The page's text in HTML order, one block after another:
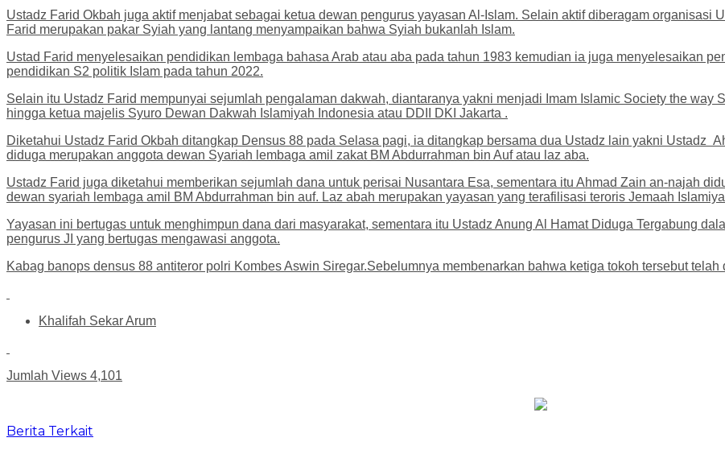
Ustadz Farid Okbah juga aktif menjabat sebagai ketua dewan pengurus yayasan Al-Islam. Selain aktif diberagam organisasi
Farid merupakan pakar Syiah yang lantang menyampaikan bahwa Syiah bukanlah Islam.
Ustad Farid menyelesaikan pendidikan lembaga bahasa Arab atau aba pada tahun 1983 kemudian ia juga menyelesaikan
pendidikan S2 politik Islam pada tahun 2022.
Selain itu Ustadz Farid mempunyai sejumlah pengalaman dakwah, diantaranya yakni menjadi Imam Islamic Society the way
hingga ketua majelis Syuro Dewan Dakwah Islamiyah Indonesia atau DDII DKI Jakarta .
Diketahui Ustadz Farid Okbah ditangkap Densus 88 pada Selasa pagi, ia ditangkap bersama dua Ustadz lain yakni Ustadz
diduga merupakan anggota dewan Syariah lembaga amil zakat BM Abdurrahman bin Auf atau laz aba.
Ustadz Farid juga diketahui memberikan sejumlah dana untuk perisai Nusantara Esa, sementara itu Ahmad Zain an-najah
dewan syariah lembaga amil BM Abdurrahman bin auf. Laz abah merupakan yayasan yang terafilisasi teroris Jemaah
Yayasan ini bertugas untuk menghimpun dana dari masyarakat, sementara itu Ustadz Anung Al Hamat Diduga Tergabung
pengurus JI yang bertugas mengawasi anggota.
Kabag banops densus 88 antiteror polri Kombes Aswin Siregar.Sebelumnya membenarkan bahwa ketiga tokoh tersebut
Khalifah Sekar Arum
Jumlah Views 4,101
Berita Terkait